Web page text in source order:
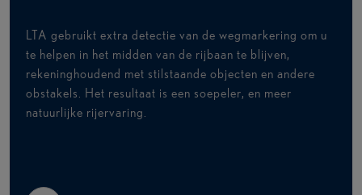
LTA gebruikt extra detectie van de wegmarkering om u
te helpen in het midden van de rijbaan te blijven,
rekeninghoudend met stilstaande objecten en andere
obstakels. Het resultaat is een soepeler, en meer
natuurlijke rijervaring.